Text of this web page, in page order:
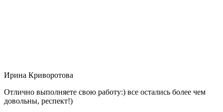
Ирина Криворотова
Отлично выполняете свою работу:) все остались более чем
довольны, респект!)